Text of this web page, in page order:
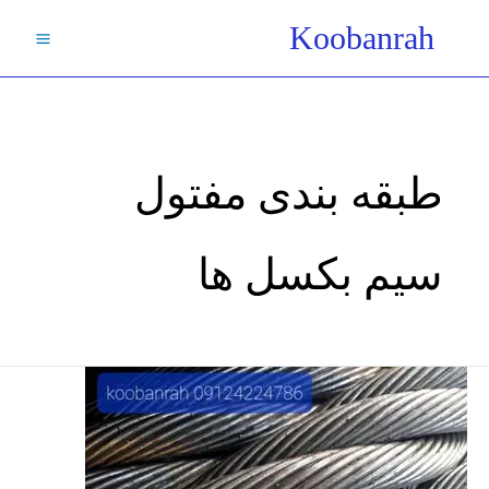
Koobanrah
طبقه بندی مفتول
سیم بکسل ها
سیم
بکسل/
آسانسور-
جرثقیل/